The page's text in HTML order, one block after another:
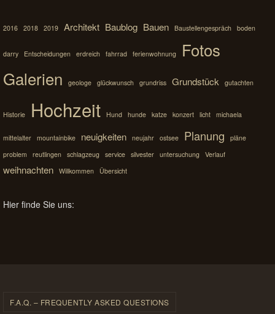
2016 2018 2019 Architekt Baublog Bauen Baustellengespräch boden
darry Entscheidungen erdreich fahrrad ferienwohnung
Fotos
Galerien
geologe glückwunsch grundriss Grundstück gutachten
Historie Hochzeit Hund hunde katze konzert licht michaela
mittelalter mountainbike neuigkeiten neujahr ostsee Planung
pläne
problem
reutlingen schlagzeug service silvester untersuchung Verlauf
weihnachten Willkommen Übersicht
Hier finde Sie uns:
F.A.Q. – FREQUENTLY ASKED QUESTIONS